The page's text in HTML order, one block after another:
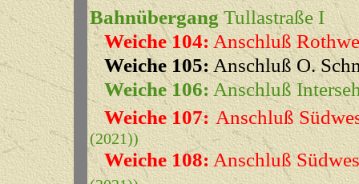
BahnübergangTullastraße I
Weiche 104: Anschluß
Weiche 105: Anschluß O.
Weiche 106:Anschluß
Weiche 107: Anschluß
(2021))
Weiche 108:Anschluß